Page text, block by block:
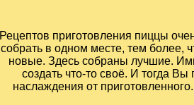
Рецептов приготовления пиццы
собрать в одном месте, тем более,
новые. Здесь собраны лучшие.
создать что-то своё. И тогда
наслаждения от приготовленного.